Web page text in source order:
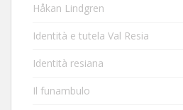
Håkan Lindgren
Identità e tutela Val Resia
Identità resiana
Il funambulo